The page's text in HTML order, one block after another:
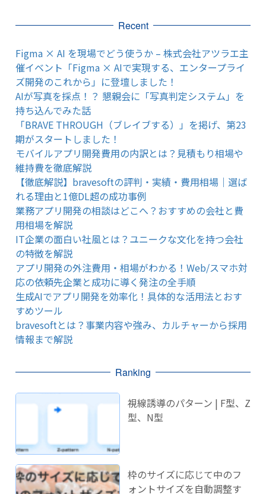
Recent
Figma × AI を現場でどう使うか – 株式会社アツラエ主
催イベント「Figma × AIで実現する、エンタープライ
ズ開発のこれから」に登壇しました！
AIが写真を採点！？ 懇親会に「写真判定システム」を
持ち込んでみた話
「BRAVE THROUGH（ブレイブする）」を掲げ、第23
期がスタートしました！
モバイルアプリ開発費用の内訳とは？見積もり相場や
維持費を徹底解説
【徹底解説】bravesoftの評判・実績・費用相場｜選ば
れる理由と1億DL超の成功事例
業務アプリ開発の相談はどこへ？おすすめの会社と費
用相場を解説
IT企業の面白い社風とは？ユニークな文化を持つ会社
の特徴を解説
アプリ開発の外注費用・相場がわかる！Web/スマホ対
応の依頼先企業と成功に導く発注の全手順
生成AIでアプリ開発を効率化！具体的な活用法とおす
すめツール
bravesoftとは？事業内容や強み、カルチャーから採用
情報まで解説
Ranking
視線誘導のパターン | F型、Z
型、N型
枠のサイズに応じて中のフ
ォントサイズを自動調整す